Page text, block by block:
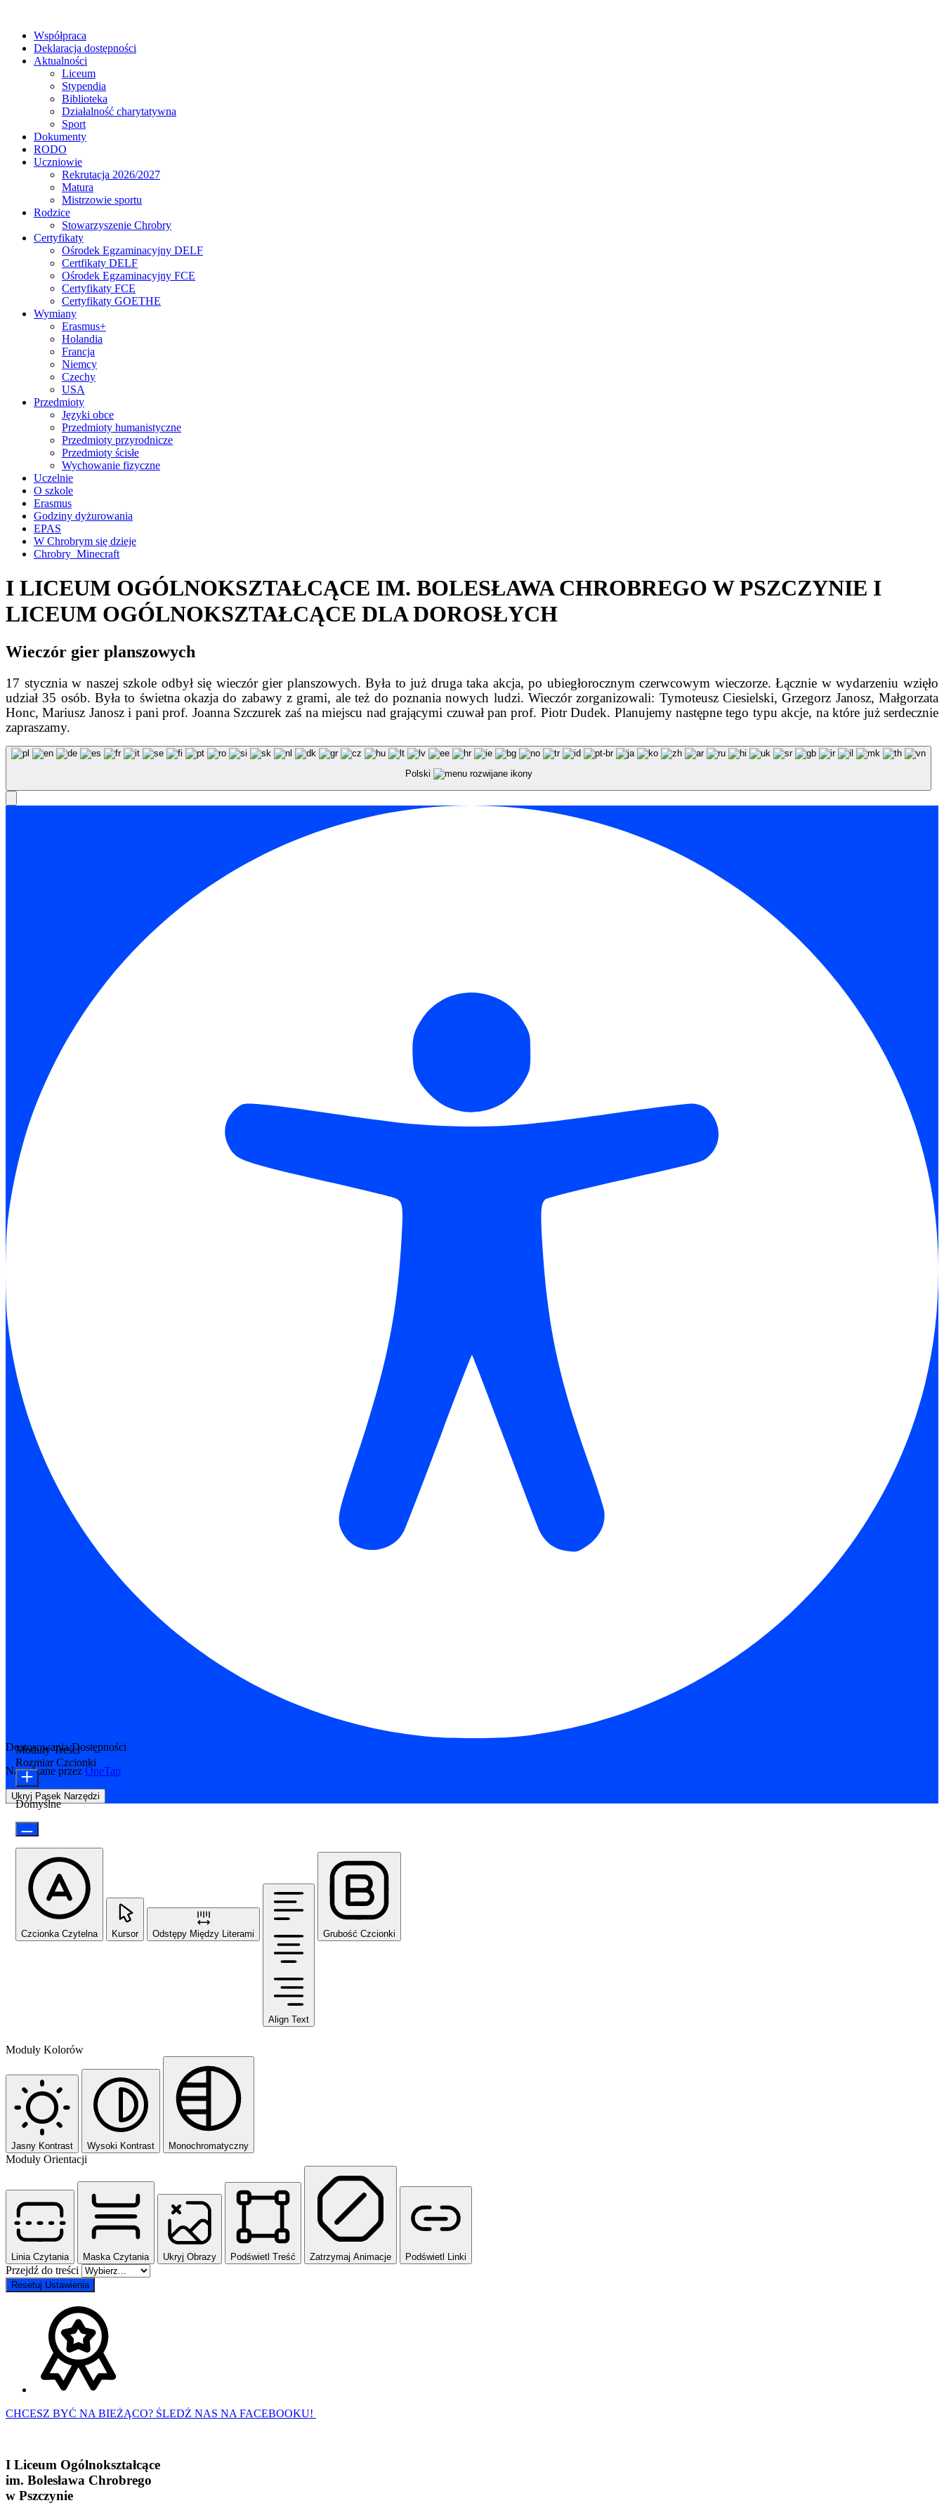
Współpraca
Deklaracja dostępności
Aktualności
Liceum
Stypendia
Biblioteka
Działalność charytatywna
Sport
Dokumenty
RODO
Uczniowie
Rekrutacja 2026/2027
Matura
Mistrzowie sportu
Rodzice
Stowarzyszenie Chrobry
Certyfikaty
Ośrodek Egzaminacyjny DELF
Certfikaty DELF
Ośrodek Egzaminacyjny FCE
Certyfikaty FCE
Certyfikaty GOETHE
Wymiany
Erasmus+
Holandia
Francja
Niemcy
Czechy
USA
Przedmioty
Języki obce
Przedmioty humanistyczne
Przedmioty przyrodnicze
Przedmioty ścisłe
Wychowanie fizyczne
Uczelnie
O szkole
Erasmus
Godziny dyżurowania
EPAS
W Chrobrym się dzieje
Chrobry_Minecraft
I LICEUM OGÓLNOKSZTAŁCĄCE IM. BOLESŁAWA CHROBREGO W PSZCZYNIE I
LICEUM OGÓLNOKSZTAŁCĄCE DLA DOROSŁYCH
Wieczór gier planszowych
17 stycznia w naszej szkole odbył się wieczór gier planszowych. Była to już druga taka akcja, po ubiegłorocznym czerwcowym wieczorze. Łącznie w wydarzeniu wzięło
udział 35 osób. Była to świetna okazja do zabawy z grami, ale też do poznania nowych ludzi. Wieczór zorganizowali: Tymoteusz Ciesielski, Grzegorz Janosz, Małgorzata
Honc, Mariusz Janosz i pani prof. Joanna Szczurek zaś na miejscu nad grającymi czuwał pan prof. Piotr Dudek. Planujemy następne tego typu akcje, na które już serdecznie
zapraszamy.
Polski
Dostosowania Dostępności
Napędzane przez OneTap
Ukryj Pasek Narzędzi
Moduły Treści
Rozmiar Czcionki
Domyślne
Czcionka Czytelna Kursor Odstępy Między Literami
Align Text
Grubość Czcionki
Moduły Kolorów
Jasny Kontrast Wysoki Kontrast Monochromatyczny
Moduły Orientacji
Linia Czytania Maska Czytania Ukryj Obrazy Podświetl Treść Zatrzymaj Animacje Podświetl Linki
Przejdź do treści
Resetuj Ustawienia
CHCESZ BYĆ NA BIEŻĄCO? ŚLEDŹ NAS NA FACEBOOKU!
I Liceum Ogólnokształcące
im. Bolesława Chrobrego
w Pszczynie